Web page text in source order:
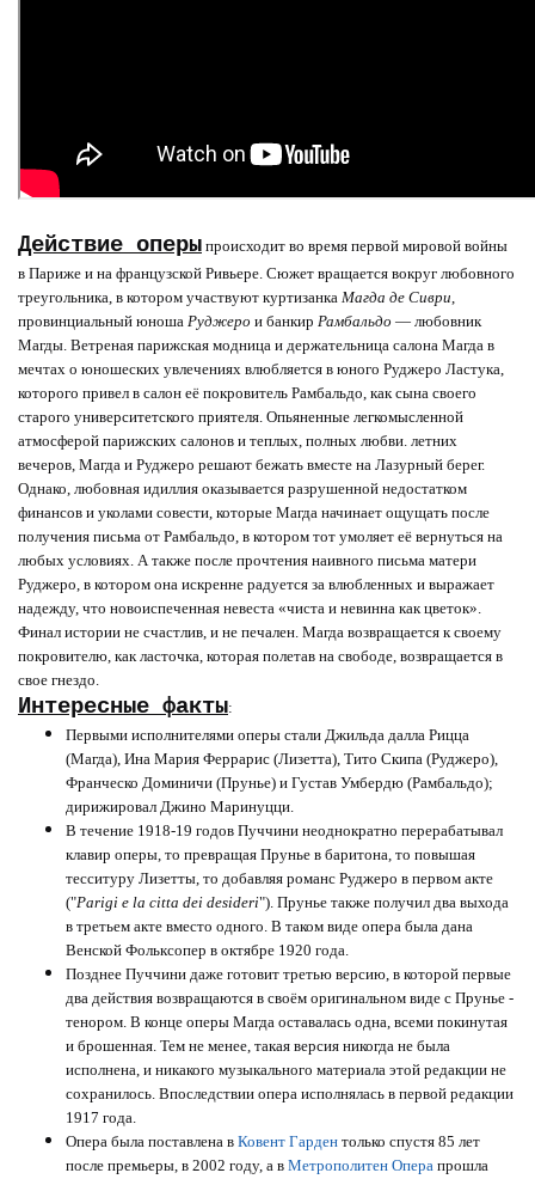
Действие оперы происходит во время первой мировой войны
в Париже и на французской Ривьере. Сюжет вращается вокруг любовного
треугольника, в котором участвуют куртизанка Магда де Сиври,
провинциальный юноша Руджеро и банкир Рамбальдо — любовник
Магды. Ветреная парижская модница и держательница салона Магда в
мечтах о юношеских увлечениях влюбляется в юного Руджеро Ластука,
которого привел в салон её покровитель Рамбальдо, как сына своего
старого университетского приятеля. Опьяненные легкомысленной
атмосферой парижских салонов и теплых, полных любви. летних
вечеров, Магда и Руджеро решают бежать вместе на Лазурный берег.
Однако, любовная идиллия оказывается разрушенной недостатком
финансов и уколами совести, которые Магда начинает ощущать после
получения письма от Рамбальдо, в котором тот умоляет её вернуться на
любых условиях. А также после прочтения наивного письма матери
Руджеро, в котором она искренне радуется за влюбленных и выражает
надежду, что новоиспеченная невеста «чиста и невинна как цветок».
Финал истории не счастлив, и не печален. Магда возвращается к своему
покровителю, как ласточка, которая полетав на свободе, возвращается в
свое гнездо.
Интересные факты:
Первыми исполнителями оперы стали Джильда далла Рицца
(Магда), Ина Мария Феррарис (Лизетта), Тито Скипа (Руджеро),
Франческо Доминичи (Прунье) и Густав Умбердю (Рамбальдо);
дирижировал Джино Маринуцци.
В течение 1918-19 годов Пуччини неоднократно перерабатывал
клавир оперы, то превращая Прунье в баритона, то повышая
тесситуру Лизетты, то добавляя романс Руджеро в первом акте
("Parigi e la citta dei desideri"). Прунье также получил два выхода
в третьем акте вместо одного. В таком виде опера была дана
Венской Фольксопер в октябре 1920 года.
Позднее Пуччини даже готовит третью версию, в которой первые
два действия возвращаются в своём оригинальном виде с Прунье -
тенором. В конце оперы Магда оставалась одна, всеми покинутая
и брошенная. Тем не менее, такая версия никогда не была
исполнена, и никакого музыкального материала этой редакции не
сохранилось. Впоследствии опера исполнялась в первой редакции
1917 года.
Опера была поставлена в Ковент Гарден только спустя 85 лет
после премьеры, в 2002 году, а в Метрополитен Опера прошла